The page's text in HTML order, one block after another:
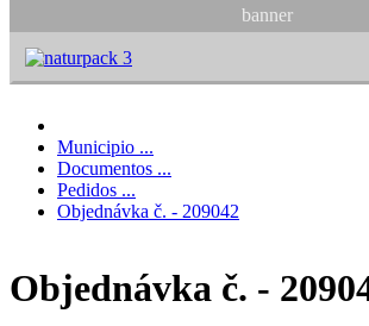
banner
Municipio ...
Documentos ...
Pedidos ...
Objednávka č. - 209042
Objednávka č. -